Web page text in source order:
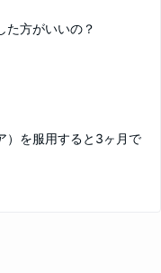
た方がいいの？
）を服用すると3ヶ月で